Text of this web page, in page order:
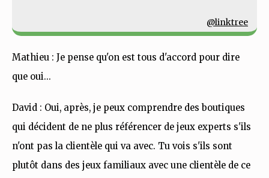
@linktree
Mathieu : Je pense qu'on est tous d'accord pour dire
que oui...
David : Oui, après, je peux comprendre des boutiques
qui décident de ne plus référencer de jeux experts s'ils
n'ont pas la clientèle qui va avec. Tu vois s'ils sont
plutôt dans des jeux familiaux avec une clientèle de ce